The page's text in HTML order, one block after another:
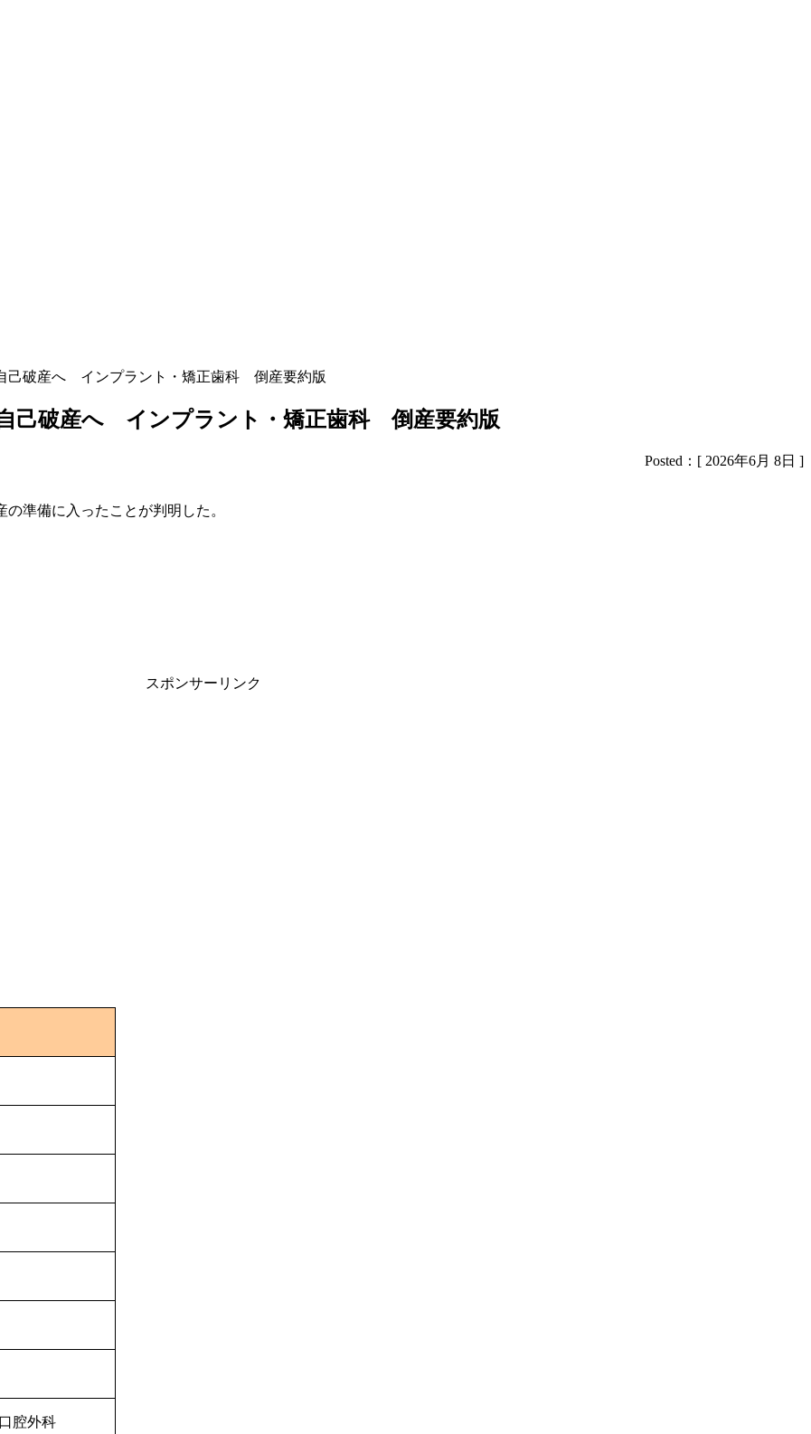
己破産へ インプラント・矯正歯科 倒産要約版
己破産へ インプラント・矯正歯科 倒産要約版
Posted：[ 2026年6月 8日 ]
準備に入ったことが判明した。
スポンサーリンク
腔外科